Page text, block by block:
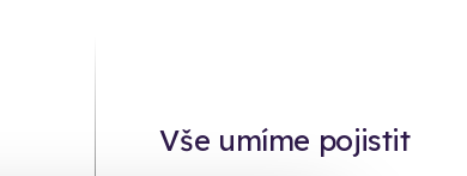
Vše umíme pojistit